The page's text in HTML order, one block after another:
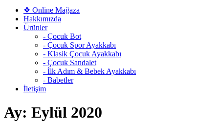
❖ Online Mağaza
Hakkımızda
Ürünler
- Çocuk Bot
- Çocuk Spor Ayakkabı
- Klasik Çocuk Ayakkabı
- Çocuk Sandalet
- İlk Adım & Bebek Ayakkabı
- Babetler
İletişim
Ay: Eylül 2020